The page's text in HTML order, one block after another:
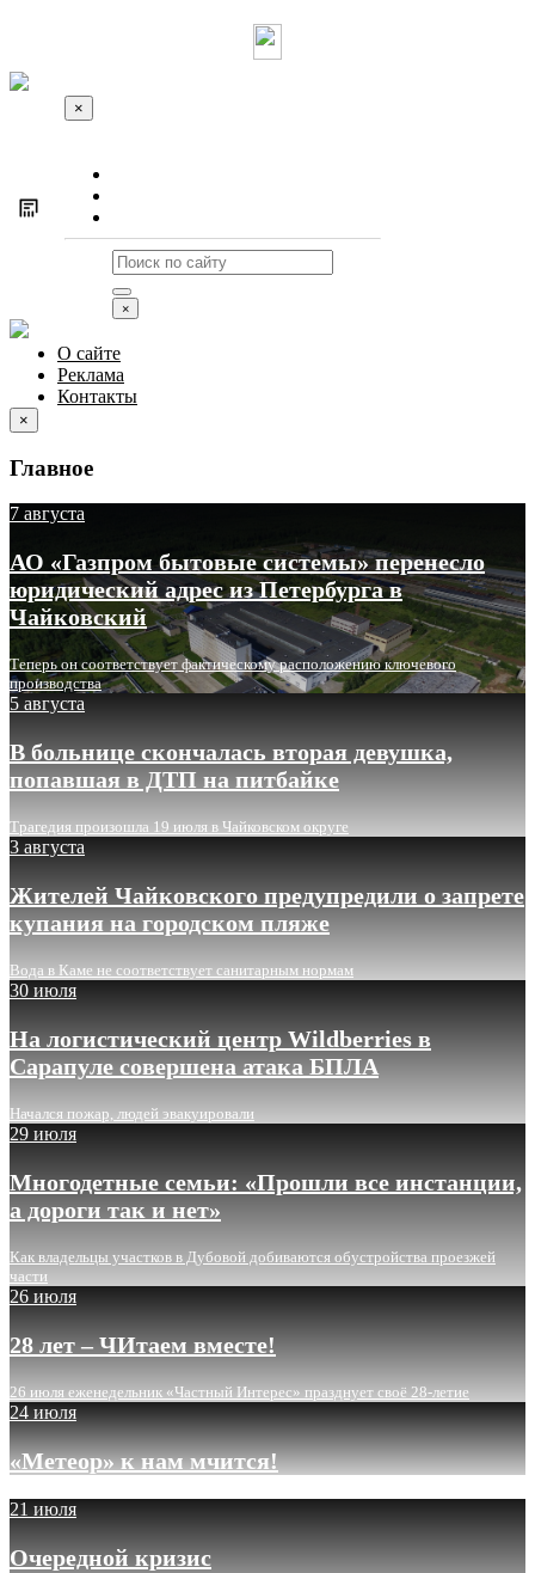
×
×
О сайте
Реклама
Контакты
×
Главное
7 августа
АО «Газпром бытовые системы» перенесло
юридический адрес из Петербурга в
Чайковский
Теперь он соответствует фактическому расположению ключевого
производства
5 августа
В больнице скончалась вторая девушка,
попавшая в ДТП на питбайке
Трагедия произошла 19 июля в Чайковском округе
3 августа
Жителей Чайковского предупредили о запрете
купания на городском пляже
Вода в Каме не соответствует санитарным нормам
30 июля
На логистический центр Wildberries в
Сарапуле совершена атака БПЛА
Начался пожар, людей эвакуировали
29 июля
Многодетные семьи: «Прошли все инстанции,
а дороги так и нет»
Как владельцы участков в Дубовой добиваются обустройства проезжей
части
26 июля
28 лет – ЧИтаем вместе!
26 июля еженедельник «Частный Интерес» празднует своё 28-летие
24 июля
«Метеор» к нам мчится!
21 июля
Очередной кризис